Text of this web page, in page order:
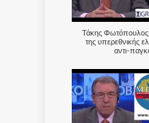
Τάκης
της υπερεθνικής
αντι-